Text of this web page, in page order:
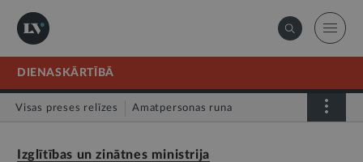
DIENASKĀRTĪBĀ
Visas preses relīzes Amatpersonas runa
Izglītības un zinātnes ministrija